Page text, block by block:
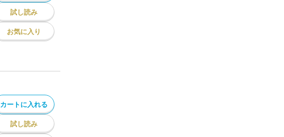
試し読み
お気に入り
カートに入れる
試し読み